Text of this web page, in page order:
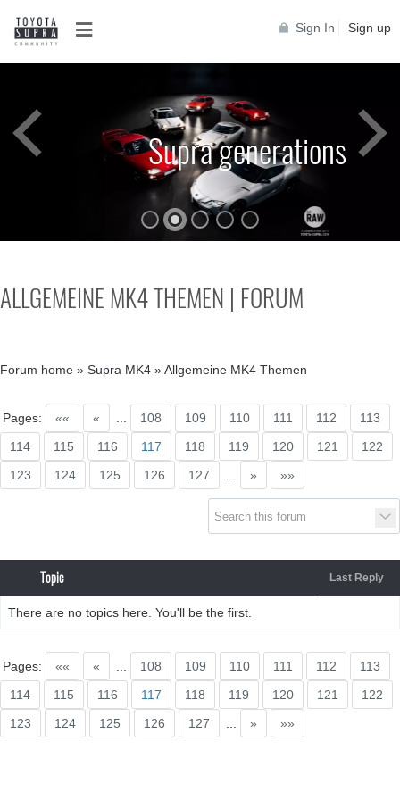
Sign In Sign up
Supra generations
Supra generations
ALLGEMEINE MK4 THEMEN | FORUM
Forum home » Supra MK4 »Allgemeine MK4 Themen
Pages: «« « 108 109 110 111 112
113
114
115 116 117 118 119 120 121
122
123
124 125 126 127 » »»
Topic Last Reply
There are no topics here. You'll be the first.
Pages: «« « 108 109 110 111 112
113
114
115 116 117 118 119 120 121
122
123
124 125 126 127 » »»